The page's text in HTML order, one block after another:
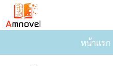
หน้าแรก